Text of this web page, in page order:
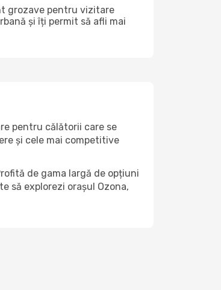
grozave pentru vizitare
și îți permit să afli mai
pentru călătorii care se
și cele mai competitive
de gama largă de opțiuni
să explorezi orașul Ozona,